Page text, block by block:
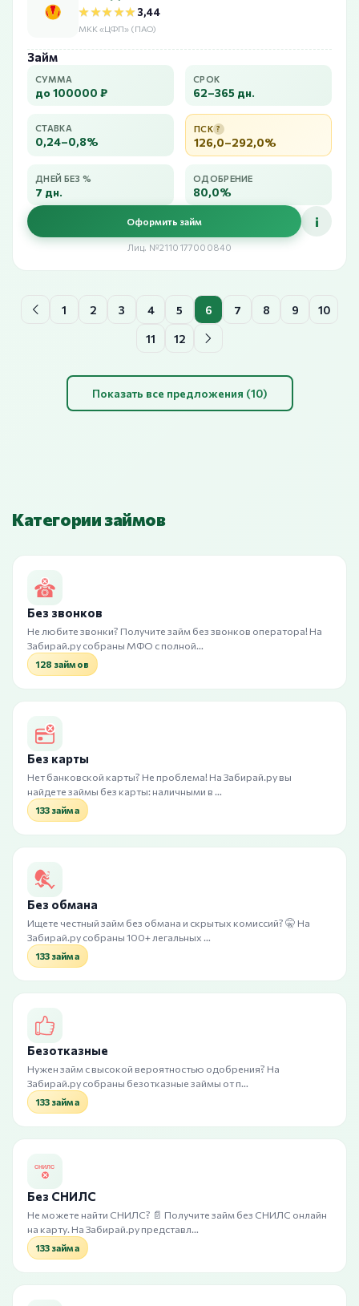
★★★★★
★★★★★3,44
МКК «ЦФП» (ПАО)
Займ
СУММА
до 100000 ₽
СРОК
62–365 дн.
СТАВКА
0,24–0,8%
ПСК ?
126,0–292,0%
ДНЕЙ БЕЗ %
7 дн.
ОДОБРЕНИЕ
80,0%
Оформить займ i
Лиц. №2110177000840
1 2 3 4 5 6 7 8 9 10
11 12
Показать все предложения (10)
Категории займов
Без звонков
Не любите звонки? Получите займ без звонков оператора! На
Забирай.ру собраны МФО с полной…
128 займов
Без карты
Нет банковской карты? Не проблема! На Забирай.ру вы
найдете займы без карты: наличными в …
133 займа
Без обмана
Ищете честный займ без обмана и скрытых комиссий? 🤫 На
Забирай.ру собраны 100+ легальных …
133 займа
Безотказные
Нужен займ с высокой вероятностью одобрения? На
Забирай.ру собраны безотказные займы от п…
133 займа
Без СНИЛС
Не можете найти СНИЛС? 📄 Получите займ без СНИЛС онлайн
на карту. На Забирай.ру представл…
133 займа